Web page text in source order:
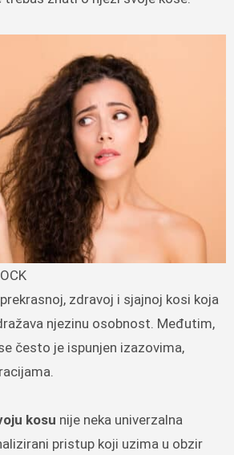
zdravoj i sjajnoj kosi koja
njezinu osobnost. Međutim,
često je ispunjen izazovima,
kosu nije neka univerzalna
pristup koji uzima u obzir